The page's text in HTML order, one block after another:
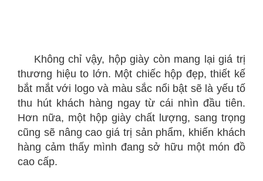
Không chỉ vậy, hộp giày còn mang lại giá trị
thương hiệu to lớn. Một chiếc hộp đẹp, thiết kế
bắt mắt với logo và màu sắc nổi bật sẽ là yếu tố
thu hút khách hàng ngay từ cái nhìn đầu tiên.
Hơn nữa, một hộp giày chất lượng, sang trọng
cũng sẽ nâng cao giá trị sản phẩm, khiến khách
hàng cảm thấy mình đang sở hữu một món đồ
cao cấp.